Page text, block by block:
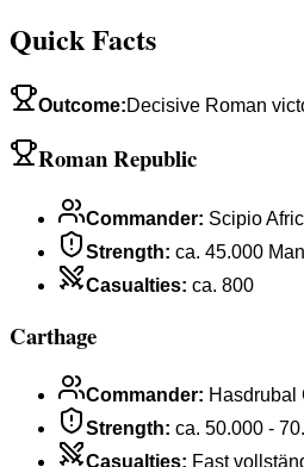
Quick Facts
Outcome:Decisive Roman
Roman Republic
Commander: Scipio
Strength: ca. 45.000
Casualties: ca. 800
Carthage
Commander: Hasdrubal
Strength: ca. 50.000 -
Casualties: Fast